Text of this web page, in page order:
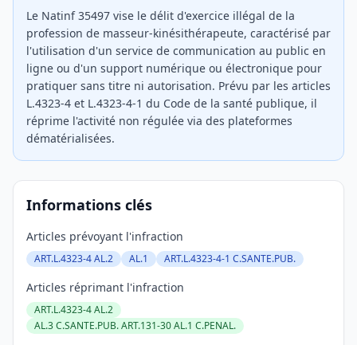
Le Natinf 35497 vise le délit d'exercice illégal de la
profession de masseur-kinésithérapeute, caractérisé par
l'utilisation d'un service de communication au public en
ligne ou d'un support numérique ou électronique pour
pratiquer sans titre ni autorisation. Prévu par les articles
L.4323-4 et L.4323-4-1 du Code de la santé publique, il
réprime l'activité non régulée via des plateformes
dématérialisées.
Informations clés
Articles prévoyant l'infraction
ART.L.4323-4 AL.2 AL.1 ART.L.4323-4-1 C.SANTE.PUB.
Articles réprimant l'infraction
ART.L.4323-4 AL.2
AL.3 C.SANTE.PUB. ART.131-30 AL.1 C.PENAL.